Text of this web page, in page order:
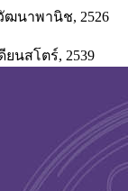
ฒนาพานิช, 2526
นสโตร์, 2539